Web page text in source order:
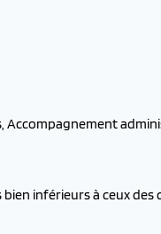
inférieurs à ceux des